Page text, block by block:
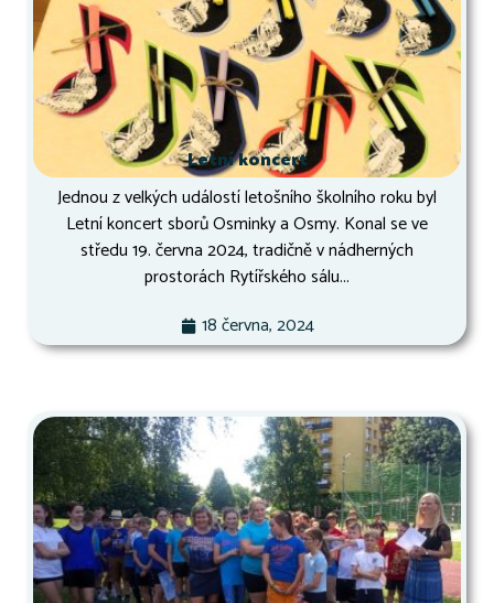
Letní koncert
Jednou z velkých událostí letošního školního roku byl
Letní koncert sborů Osminky a Osmy. Konal se ve
středu 19. června 2024, tradičně v nádherných
prostorách Rytířského sálu...
18 června, 2024